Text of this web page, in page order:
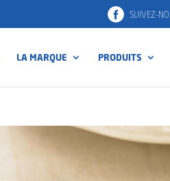
SUIVEZ-
LA MARQUE PRODUITS